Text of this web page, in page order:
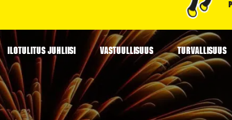
ILOTULITUS JUHLIISI VASTUULLISUUS TURVALLISUUS